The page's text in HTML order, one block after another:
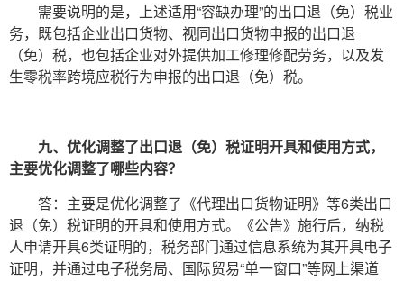
需要说明的是，上述适用“容缺办理”的出口退（免）税业
务，既包括企业出口货物、视同出口货物申报的出口退
（免）税，也包括企业对外提供加工修理修配劳务，以及发
生零税率跨境应税行为申报的出口退（免）税。
九、优化调整了出口退（免）税证明开具和使用方式，
主要优化调整了哪些内容？
答：主要是优化调整了《代理出口货物证明》等6类出口
退（免）税证明的开具和使用方式。《公告》施行后，纳税
人申请开具6类证明的，税务部门通过信息系统为其开具电子
证明，并通过电子税务局、国际贸易“单一窗口”等网上渠道